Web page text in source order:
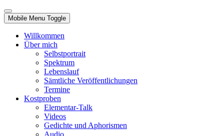
Mobile Menu Toggle
Willkommen
Über mich
Selbstportrait
Spektrum
Lebenslauf
Sämtliche Veröffentlichungen
Termine
Kostproben
Elementar-Talk
Videos
Gedichte und Aphorismen
Audio